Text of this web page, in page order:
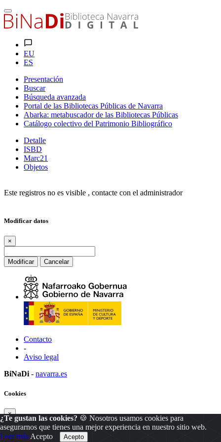
EU
ES
Presentación
Buscar
Búsqueda avanzada
Portal de las Bibliotecas Públicas de Navarra
Abarka: metabuscador de las Bibliotecas Públicas
Catálogo colectivo del Patrimonio Bibliográfico
Detalle
ISBD
Marc21
Objetos
Este registros no es visible , contacte con el administrador
Modificar datos
×
Modificar Cancelar
Contacto
-
Aviso legal
BiNaDi - navarra.es
¿Te gustan las cookies? 🍪 Nosotros usamos cookies para
asegurarnos que tienes una mejor experiencia en nuestro sitio web.
Leer más Acepto
Cookies
×